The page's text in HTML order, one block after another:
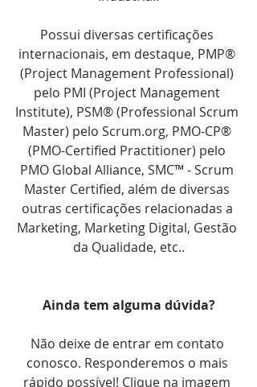
Possui diversas certificações
internacionais, em destaque, PMP®
(Project Management Professional)
pelo PMI (Project Management
Institute), PSM® (Professional Scrum
Master) pelo Scrum.org, PMO-CP®
(PMO-Certified Practitioner) pelo
PMO Global Alliance, SMC™ - Scrum
Master Certified, além de diversas
outras certificações relacionadas a
Marketing, Marketing Digital, Gestão
da Qualidade, etc..
Ainda tem alguma dúvida?
Não deixe de entrar em contato
conosco. Responderemos o mais
rápido possível! Clique na imagem